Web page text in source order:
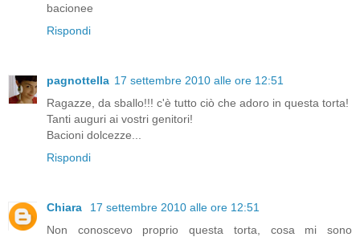
bacionee
Rispondi
pagnottella 17 settembre 2010 alle ore 12:51
Ragazze, da sballo!!! c'è tutto ciò che adoro in questa torta!
Tanti auguri ai vostri genitori!
Bacioni dolcezze...
Rispondi
Chiara
17 settembre 2010 alle ore 12:51
Non conoscevo proprio questa torta, cosa mi sono